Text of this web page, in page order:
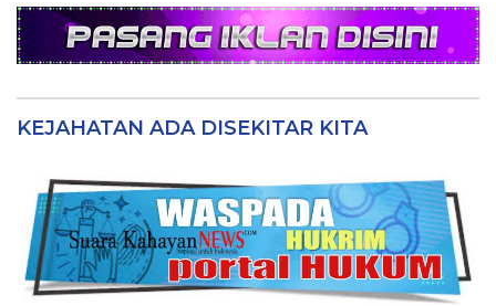
KEJAHATAN ADA DISEKITAR KITA